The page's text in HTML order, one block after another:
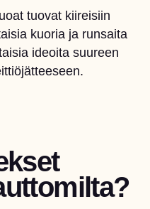
tuovat kiireisiin
kuoria ja runsaita
ideoita suureen